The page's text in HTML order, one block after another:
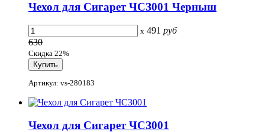
Чехол для Сигарет ЧСЗ001 Черныш
x 491 руб
630
Скидка 22%
Артикул: vs-280183
Чехол для Сигарет ЧСЗ001